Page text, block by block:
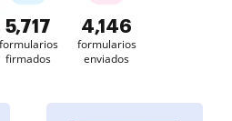
5,717
formularios
firmados
4,146
formularios
enviados